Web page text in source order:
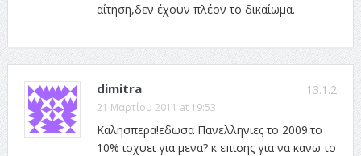
αίτηση,δεν έχουν πλέον το δικαίωμα.
13.1.2
dimitra
21 Μαρτίου 2011 at 19:53
Καλησπερα!εδωσα Πανελληνιες το 2009.το
10% ισχυει για μενα? κ επισης για να κανω το